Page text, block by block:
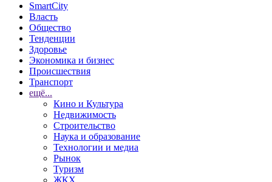
SmartCity
Власть
Общество
Тенденции
Здоровье
Экономика и бизнес
Происшествия
Транспорт
ещё...
Кино и Культура
Недвижимость
Строительство
Наука и образование
Технологии и медиа
Рынок
Туризм
ЖКХ